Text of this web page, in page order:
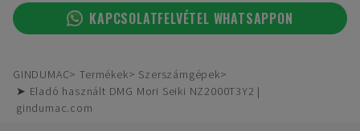
KAPCSOLATFELVÉTEL WHATSAPPON
GINDUMAC Termékek
Szerszámgépek
➤ Eladó használt DMG Mori Seiki NZ2000T3Y2 |
gindumac.com